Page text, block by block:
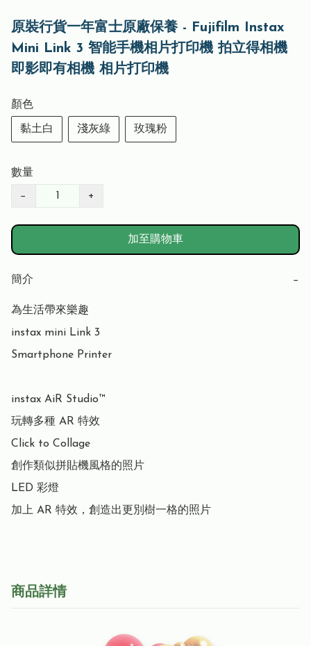
原裝行貨一年富士原廠保養 - Fujifilm Instax
Mini Link 3 智能手機相片打印機 拍立得相機
即影即有相機 相片打印機
顏色
黏土白 淺灰綠 玫瑰粉
數量
− +
加至購物車
簡介 −
為生活帶來樂趣
instax mini Link 3
Smartphone Printer
instax AiR Studio™
玩轉多種 AR 特效
Click to Collage
創作類似拼貼機風格的照片
LED 彩燈
加上 AR 特效，創造出更別樹一格的照片
商品詳情